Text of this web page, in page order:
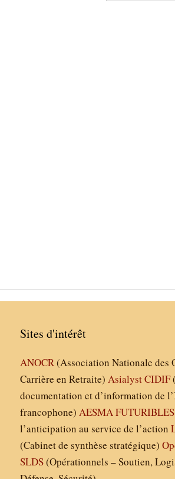
Sites d'intérêt
ANOCR(Association Nationale des
Carrière en Retraite)AsialystCIDIF
documentation et d’information de
francophone)AESMAFUTURIBLES
l’anticipation au service de l’action
(Cabinet de synthèse stratégique)
SLDS(Opérationnels – Soutien,